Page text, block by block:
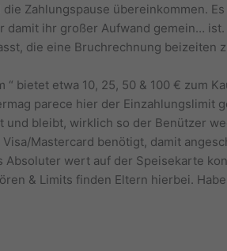
Zahlungspause übereinkommen.
damit ihr großer Aufwand gemein…
die eine Bruchrechnung beizeiten
“ bietet etwa 10, 25, 50 & 100 € zum
parece hier der
und bleibt, wirklich so der Benützer
Mastercard benötigt, damit
Absoluter wert auf der Speisekarte
& Limits finden Eltern hierbei.